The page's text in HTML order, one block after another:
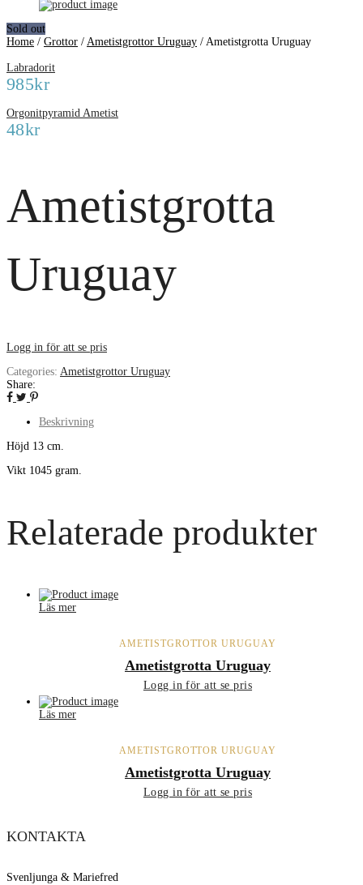
Sold out
Home / Grottor / Ametistgrottor Uruguay / Ametistgrotta Uruguay
Labradorit
985kr
Orgonitpyramid Ametist
48kr
Ametistgrotta
Uruguay
Logg in för att se pris
Categories: Ametistgrottor Uruguay
Share:
Beskrivning
Höjd 13 cm.
Vikt 1045 gram.
Relaterade produkter
Läs mer
AMETISTGROTTOR URUGUAY
Ametistgrotta Uruguay
Logg in för att se pris
Läs mer
AMETISTGROTTOR URUGUAY
Ametistgrotta Uruguay
Logg in för att se pris
KONTAKTA
Svenljunga & Mariefred